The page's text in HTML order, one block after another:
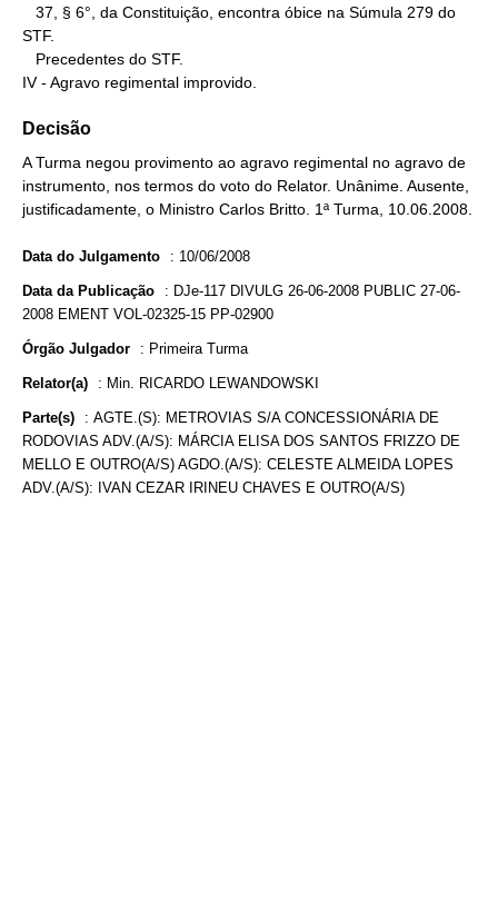
STF.
IV - Agravo regimental improvido.
Decisão
A Turma negou provimento ao agravo regimental no agravo de
instrumento, nos termos do voto do Relator. Unânime. Ausente,
justificadamente, o Ministro Carlos Britto. 1ª Turma, 10.06.2008.
Data do Julgamento : 10/06/2008
Data da Publicação : DJe-117 DIVULG 26-06-2008 PUBLIC 27-06-
2008 EMENT VOL-02325-15 PP-02900
Órgão Julgador : Primeira Turma
Relator(a) : Min. RICARDO LEWANDOWSKI
Parte(s) : AGTE.(S): METROVIAS S/A CONCESSIONÁRIA DE
RODOVIAS ADV.(A/S): MÁRCIA ELISA DOS SANTOS FRIZZO DE
MELLO E OUTRO(A/S) AGDO.(A/S): CELESTE ALMEIDA LOPES
ADV.(A/S): IVAN CEZAR IRINEU CHAVES E OUTRO(A/S)